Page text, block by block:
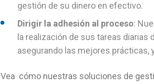
gestión de su dinero en efectivo.
Dirigir la adhesión al proceso:
la realización de sus tareas
asegurando las mejores prácticas,
Vea cómo nuestras soluciones de